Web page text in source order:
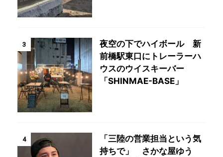
3
夜空の下でハイボール 新
前橋駅東口にトレーラーハ
ウスのウイスキーバー
「SHINMAE-BASE」
4
「三陸の営業担当という気
持ちで」 さかな屋ゆう